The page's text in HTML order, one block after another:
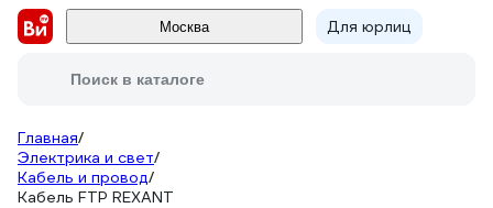
Москва Для юрлиц
Поиск в каталоге
Главная/
Электрика и свет/
Кабель и провод/
Кабель FTP REXANT